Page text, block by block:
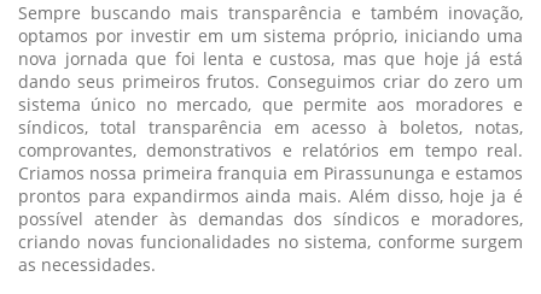
Sempre buscando mais transparência e também inovação,
optamos por investir em um sistema próprio, iniciando uma
nova jornada que foi lenta e custosa, mas que hoje já está
dando seus primeiros frutos. Conseguimos criar do zero um
sistema único no mercado, que permite aos moradores e
síndicos, total transparência em acesso à boletos, notas,
comprovantes, demonstrativos e relatórios em tempo real.
Criamos nossa primeira franquia em Pirassununga e estamos
prontos para expandirmos ainda mais. Além disso, hoje ja é
possível atender às demandas dos síndicos e moradores,
criando novas funcionalidades no sistema, conforme surgem
as necessidades.